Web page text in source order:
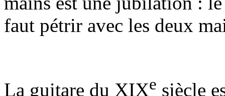
faut pétrir avec les deux
La guitare du XIXe siècle